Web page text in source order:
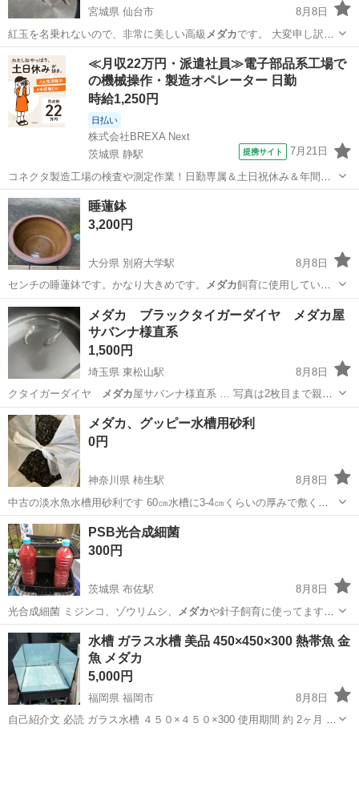
宮城県 仙台市
8月8日
紅玉を名乗れないので、非常に美しい高級 メダカです。 大変申し訳な
いですが、累代継…
宮城 仙台市 その他
≪月収22万円・派遣社員≫電子部品系工場で
の機械操作・製造オペレーター 日勤
時給1,250円
日払い
株式会社BREXA Next
茨城県 静駅
提携サイト 7月21日
コネクタ製造工場の検査や測定作業！日勤専属＆土日祝休み＆年間休
日128日★クリーンルーム内作業★マイカー通勤OK＆無料駐車場あり
★就業先食堂利用可！日払い制度あり！《茨城県常陸大宮市》 人気の
工場のお仕事 ◇コネクタ製造工...
茨城 常陸大宮市
睡蓮鉢
3,200円
大分県 別府大学駅
8月8日
センチの睡蓮鉢です。かなり大きめです。 メダカ飼育に使用していま
したので傷汚れがあり…
大分 別府市 別府大学駅 その他 睡蓮
メダカ ブラックタイガーダイヤ メダカ屋
サバンナ様直系
1,500円
埼玉県 東松山駅
8月8日
クタイガーダイヤ メダカ屋サバンナ様直系 … 写真は2枚目まで親メ
ダカです。 撮影時の天…
埼玉 東松山市 東松山駅 その他 メダカ
メダカ、グッピー水槽用砂利
0円
神奈川県 柿生駅
8月8日
中古の淡水魚水槽用砂利です 60㎝水槽に3-4㎝くらいの厚みで敷くこ
とができる量です ザルで水洗いしています 貝やコケなどあった水槽で
使用していましたのでご了承ください 重たいので自宅前まで車かバイ
クなどで取りに来られる...
神奈川 横浜市 柿生駅 その他
PSB光合成細菌
300円
茨城県 布佐駅
8月8日
光合成細菌 ミジンコ、ゾウリムシ、
メダカや針子飼育に使ってます。
エビオスで自…
茨城 北相馬郡 布佐駅 その他
水槽 ガラス水槽 美品 450×450×300 熱帯魚 金
魚 メダカ
5,000円
福岡県 福岡市
8月8日
自己紹介文 必読 ガラス水槽 ４５０×４５０×300 使用期間 約 2ヶ月 綺